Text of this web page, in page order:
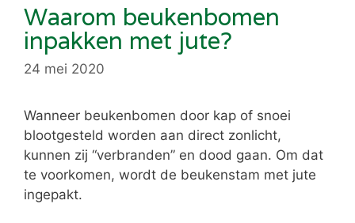
Waarom beukenbomen
inpakken met jute?
24 mei 2020
Wanneer beukenbomen door kap of snoei
blootgesteld worden aan direct zonlicht,
kunnen zij “verbranden” en dood gaan. Om dat
te voorkomen, wordt de beukenstam met jute
ingepakt.